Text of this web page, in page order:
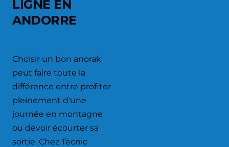
LIGNE EN
ANDORRE
Choisir un bon anorak
peut faire toute la
différence entre profiter
pleinement d'une
journée en montagne
ou devoir écourter sa
sortie. Chez Tècnic